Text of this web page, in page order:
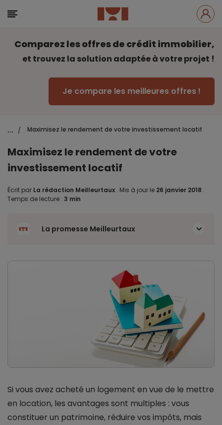
Comparez les offres de crédit immobilier,
et trouvez la solution adaptée à votre projet !
Je compare les meilleures offres !
... / Maximisez le rendement de votre investissement locatif
Maximisez le rendement de votre
investissement locatif
Écrit par La rédaction Meilleurtaux . Mis à jour le 26 janvier 2018 .
Temps de lecture : 3 min
La promesse Meilleurtaux
Si vous avez acheté un logement en vue de le mettre
en location, les avantages sont multiples : vous
constituer un patrimoine, réduire vos impôts, mais